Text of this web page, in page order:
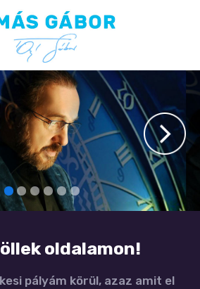
oldalamon!
pályám körül, azaz amit el